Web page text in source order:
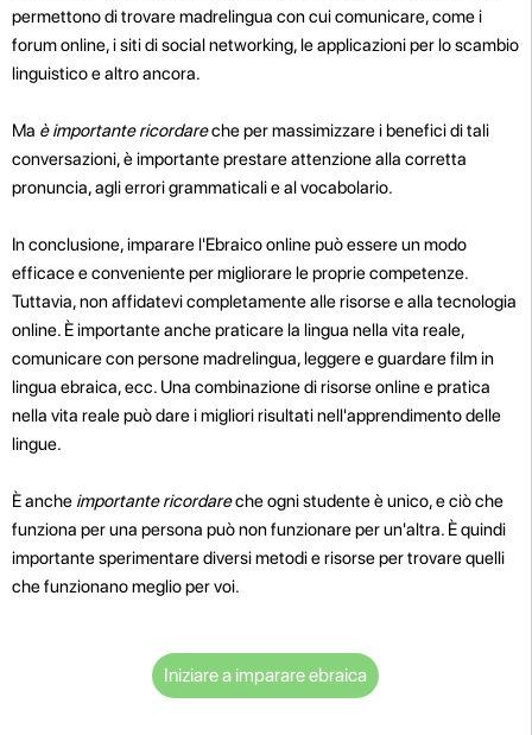
permettono di trovare madrelingua con cui comunicare, come i
forum online, i siti di social networking, le applicazioni per lo scambio
linguistico e altro ancora.
Ma è importante ricordareche per massimizzare i benefici di tali
conversazioni, è importante prestare attenzione alla corretta
pronuncia, agli errori grammaticali e al vocabolario.
In conclusione, imparare l'Ebraico online può essere un modo
efficace e conveniente per migliorare le proprie competenze.
Tuttavia, non affidatevi completamente alle risorse e alla tecnologia
online. È importante anche praticare la lingua nella vita reale,
comunicare con persone madrelingua, leggere e guardare film in
lingua ebraica, ecc. Una combinazione di risorse online e pratica
nella vita reale può dare i migliori risultati nell'apprendimento delle
lingue.
È anche importante ricordareche ogni studente è unico, e ciò che
funziona per una persona può non funzionare per un'altra. È quindi
importante sperimentare diversi metodi e risorse per trovare quelli
che funzionano meglio per voi.
Iniziare a imparare ebraica